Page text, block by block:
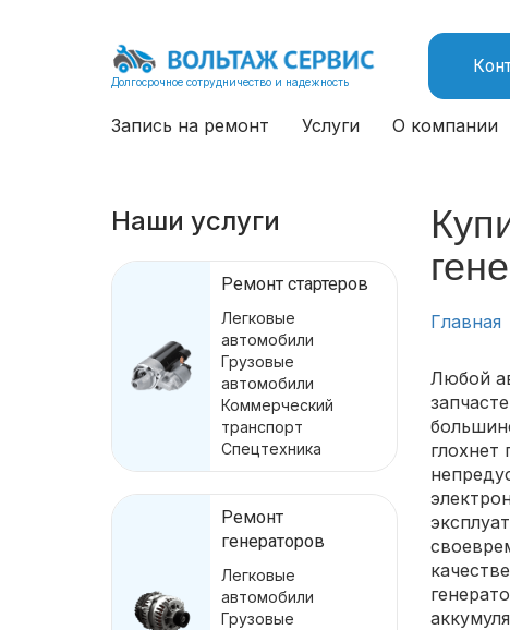
Долгосрочное сотрудничество и надежность
Запись на ремонт Услуги О компании
Наши услуги
Ремонт стартеров
Легковые
автомобили
Грузовые
автомобили
Коммерческий
транспорт
Спецтехника
Ремонт
генераторов
Легковые
автомобили
Грузовые
Главная
Любой